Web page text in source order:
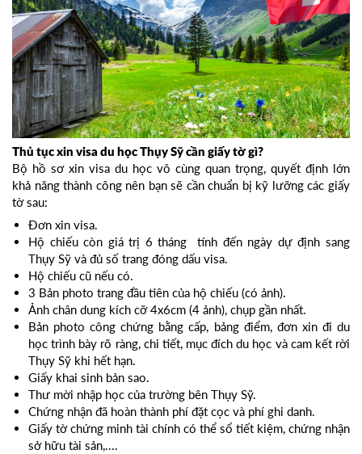
Thủ tục xin visa du học Thụy Sỹ cần giấy tờ gì?
Bộ hồ sơ xin visa du học vô cùng quan trọng, quyết định lớn
khả năng thành công nên bạn sẽ cần chuẩn bị kỹ lưỡng các giấy
tờ sau:
Đơn xin visa.
Hộ chiếu còn giá trị 6 tháng tính đến ngày dự định sang
Thụy Sỹ và đủ số trang đóng dấu visa.
Hộ chiếu cũ nếu có.
3 Bản photo trang đầu tiên của hộ chiếu (có ảnh).
Ảnh chân dung kích cỡ 4x6cm (4 ảnh), chụp gần nhất.
Bản photo công chứng bằng cấp, bảng điểm, đơn xin đi du
học trình bày rõ ràng, chi tiết, mục đích du học và cam kết rời
Thụy Sỹ khi hết hạn.
Giấy khai sinh bản sao.
Thư mời nhập học của trường bên Thụy Sỹ.
Chứng nhận đã hoàn thành phí đặt cọc và phí ghi danh.
Giấy tờ chứng minh tài chính có thể sổ tiết kiệm, chứng nhận
sở hữu tài sản,....